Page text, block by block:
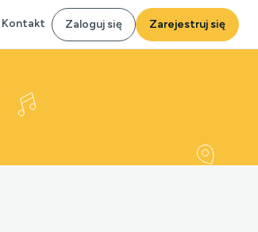
Kontakt Zaloguj się Zarejestruj się